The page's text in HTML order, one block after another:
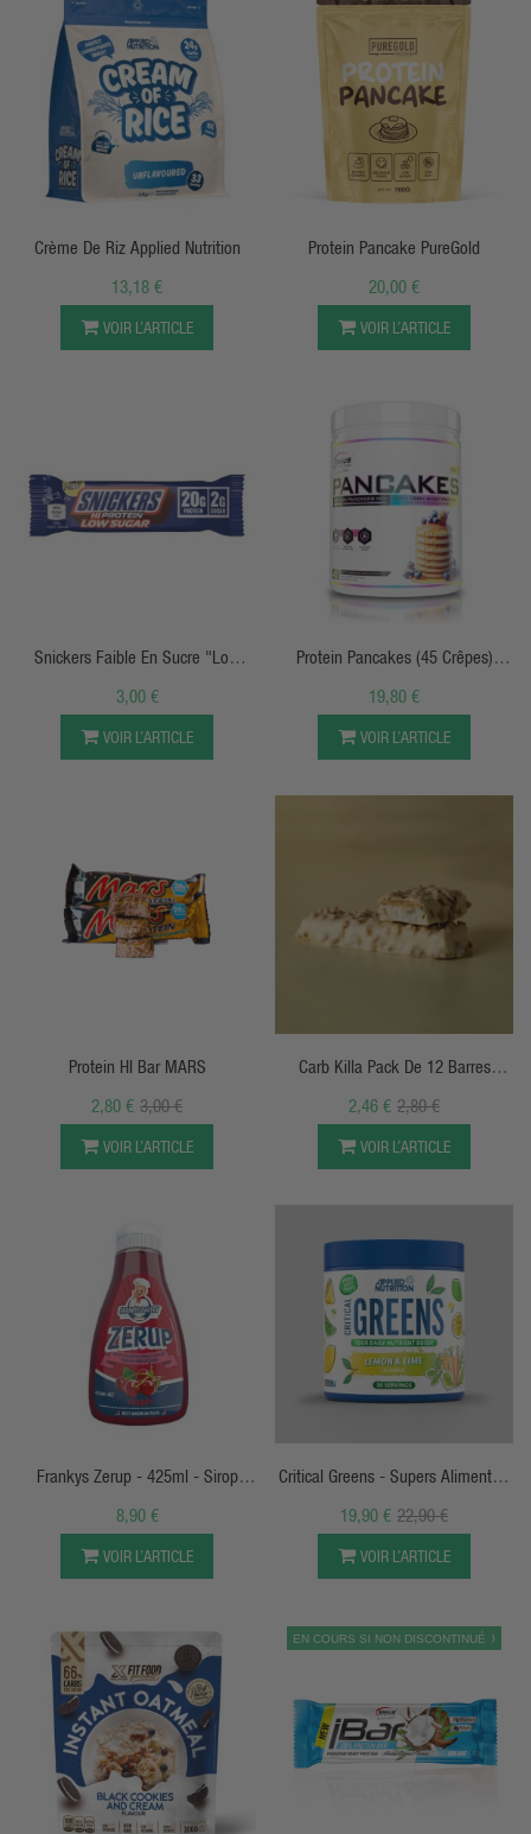
APERÇU RAPIDE
Crème De Riz Applied Nutrition
13,18 €
VOIR L’ARTICLE
APERÇU RAPIDE
Protein Pancake PureGold
20,00 €
VOIR L’ARTICLE
Snickers Faible En Sucre "Low
Sugar" HI Protein Bar
3,00 €
VOIR L’ARTICLE
APERÇU RAPIDE
Protein Pancakes (45 Crêpes)
Genius Nutrition
19,80 €
VOIR L’ARTICLE
Protein HI Bar MARS
3,00 €
2,80 €
VOIR L’ARTICLE
Carb Killa Pack De 12 Barres
Protéinés
2,80 €
2,46 €
VOIR L’ARTICLE
APERÇU RAPIDE
Frankys Zerup - 425ml - Sirop
Sans Sucre
8,90 €
VOIR L’ARTICLE
Critical Greens - Supers Aliments -
Applied Nutrition
22,90 €
19,90 €
VOIR L’ARTICLE
PROMO
EN COURS SI NON DISCONTINUÉ